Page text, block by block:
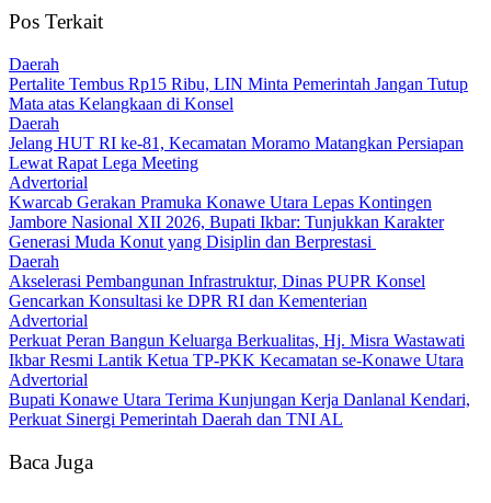
Pos Terkait
Daerah
‎Pertalite Tembus Rp15 Ribu, LIN Minta Pemerintah Jangan Tutup
Mata atas Kelangkaan di Konsel
Daerah
‎Jelang HUT RI ke-81, Kecamatan Moramo Matangkan Persiapan
Lewat Rapat Lega Meeting
Advertorial
‎Kwarcab Gerakan Pramuka Konawe Utara Lepas Kontingen
Jambore Nasional XII 2026, Bupati Ikbar: Tunjukkan Karakter
Generasi Muda Konut yang Disiplin dan Berprestasi ‎
Daerah
Akselerasi Pembangunan Infrastruktur, Dinas PUPR Konsel
Gencarkan Konsultasi ke DPR RI dan Kementerian
Advertorial
‎Perkuat Peran Bangun Keluarga Berkualitas, Hj. Misra Wastawati
Ikbar Resmi Lantik Ketua TP-PKK Kecamatan se-Konawe Utara
Advertorial
Bupati Konawe Utara Terima Kunjungan Kerja Danlanal Kendari,
Perkuat Sinergi Pemerintah Daerah dan TNI AL
Baca Juga